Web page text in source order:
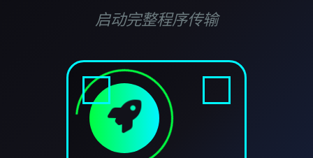
启动完整程序传输